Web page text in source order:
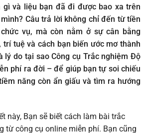
gì và liệu bạn đã đi được bao xa trên
Câu trả lời không chỉ đến từ tiền
vụ, mà còn nằm ở sự cân bằng
tuệ và cách bạn biến ước mơ thành
lý do tại sao Công cụ Trắc nghiệm Độ
phí ra đời – để giúp bạn tự soi chiếu
năng còn ẩn giấu và tìm ra hướng
này, Bạn sẽ biết cách làm bài trắc
từ công cụ online miễn phí. Bạn cũng